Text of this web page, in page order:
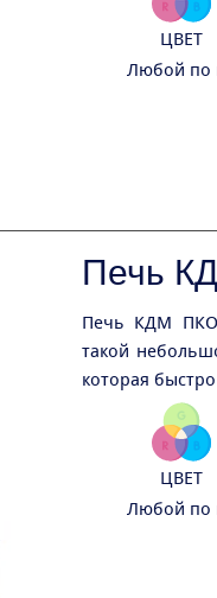
ЦВЕТ
Любой по
Печь
Печь КДМ ПКО-
такой
которая
ЦВЕТ
Любой по